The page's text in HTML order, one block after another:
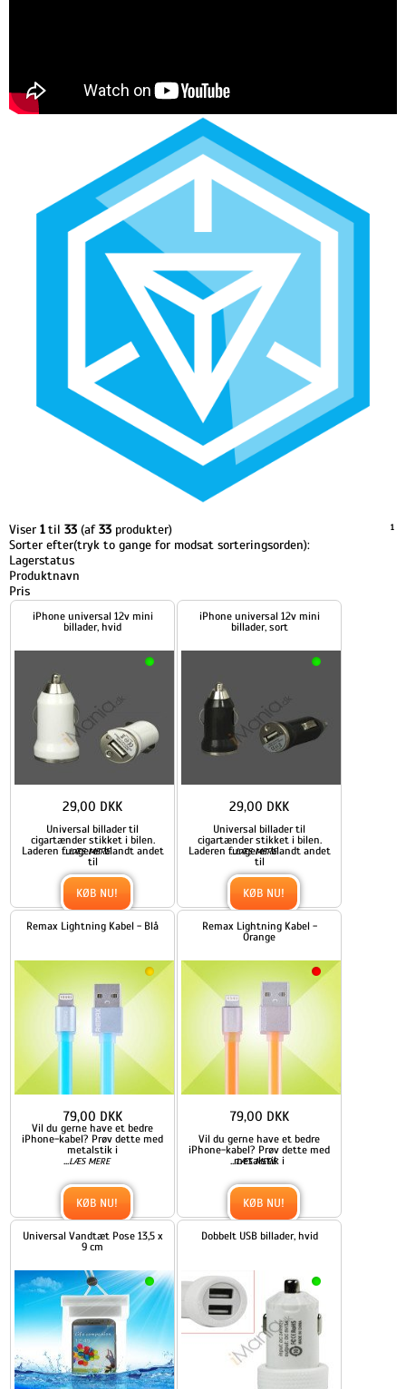
Viser 1til 33 (af33 produkter) 1
Sorter efter(tryk to gange for modsat sorteringsorden):
Lagerstatus
Produktnavn
Pris
iPhone universal 12v mini
billader, hvid
Universal billader til
cigartænder stikket i bilen.
Laderen fungerer blandt andet
til
...LÆS MERE
29,00 DKK
KØB NU!
iPhone universal 12v mini
billader, sort
Universal billader til
cigartænder stikket i bilen.
Laderen fungerer blandt andet
til
...LÆS MERE
29,00 DKK
KØB NU!
Remax Lightning Kabel - Blå
Vil du gerne have et bedre
iPhone-kabel? Prøv dette med
metalstik i
...LÆS MERE
79,00 DKK
KØB NU!
Remax Lightning Kabel -
Orange
Vil du gerne have et bedre
iPhone-kabel? Prøv dette med
metalstik i
...LÆS MERE
79,00 DKK
KØB NU!
Universal Vandtæt Pose 13,5 x
9 cm
Dobbelt USB billader, hvid